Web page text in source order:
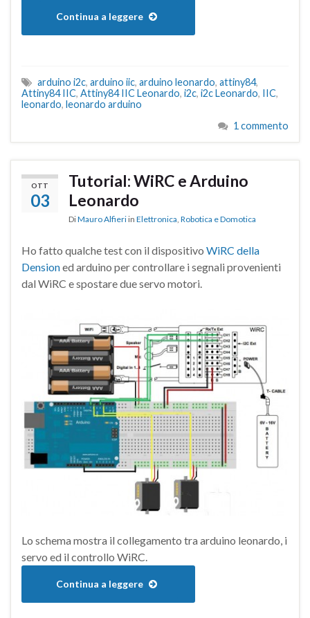
Continua a leggere
arduino i2c, arduino iic, arduino leonardo, attiny84,
Attiny84 IIC, Attiny84 IIC Leonardo, i2c, i2c Leonardo, IIC,
leonardo, leonardo arduino
1 commento
OTT
03
Tutorial: WiRC e Arduino
Leonardo
DiMauro Alfieri in Elettronica, Robotica e Domotica
Ho fatto qualche test con il dispositivo WiRC della
Densioned arduino per controllare i segnali provenienti
dal WiRC e spostare due servo motori.
Lo schema mostra il collegamento tra arduino leonardo, i
servo ed il controllo WiRC.
Continua a leggere